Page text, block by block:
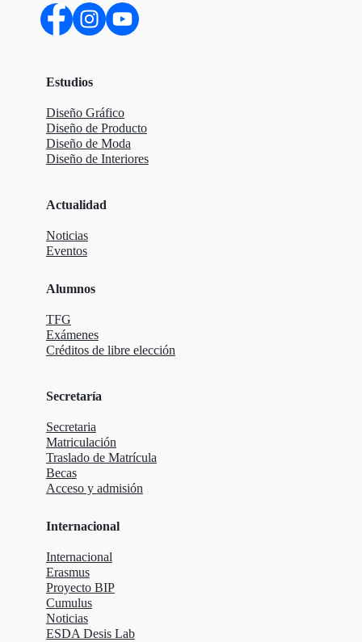
Estudios
Diseño Gráfico
Diseño de Producto
Diseño de Moda
Diseño de Interiores
Actualidad
Noticias
Eventos
Alumnos
TFG
Exámenes
Créditos de libre elección
Secretaría
Secretaria
Matriculación
Traslado de Matrícula
Becas
Acceso y admisión
Internacional
Internacional
Erasmus
Proyecto BIP
Cumulus
Noticias
ESDA Desis Lab